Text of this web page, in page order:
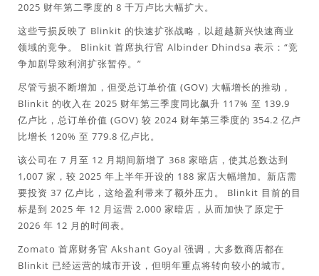
2025 财年第二季度的 8 千万卢比大幅扩大。
这些亏损反映了 Blinkit 的快速扩张战略，以超越新兴快速商业
领域的竞争。 Blinkit 首席执行官 Albinder Dhindsa 表示：“竞
争加剧导致利润扩张暂停。”
尽管亏损不断增加，但受总订单价值 (GOV) 大幅增长的推动，
Blinkit 的收入在 2025 财年第三季度同比飙升 117% 至 139.9
亿卢比，总订单价值 (GOV) 较 2024 财年第三季度的 354.2 亿卢
比增长 120% 至 779.8 亿卢比。
该公司在 7 月至 12 月期间新增了 368 家暗店，使其总数达到
1,007 家，较 2025 年上半年开设的 188 家店大幅增加。新店需
要投资 37 亿卢比，这给盈利带来了额外压力。 Blinkit 目前的目
标是到 2025 年 12 月运营 2,000 家暗店，从而加快了原定于
2026 年 12 月的时间表。
Zomato 首席财务官 Akshant Goyal 强调，大多数商店都在
Blinkit 已经运营的城市开设，但明年重点将转向较小的城市。